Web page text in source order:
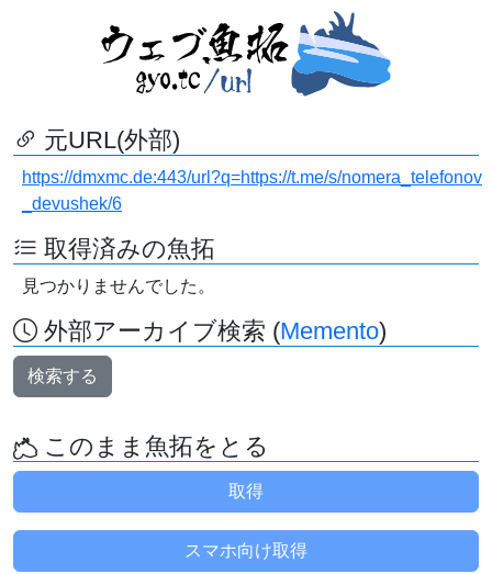
元URL(外部)
https://dmxmc.de:443/url?q=https://t.me/s/nomera_telefonov
_devushek/6
取得済みの魚拓
見つかりませんでした。
外部アーカイブ検索 (Memento)
検索する
このまま魚拓をとる